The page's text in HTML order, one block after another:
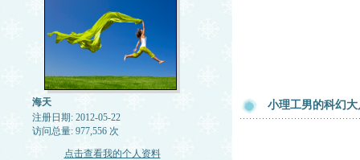
海天
注册日期: 2012-05-22
访问总量: 977,556 次
点击查看我的个人资料
小理工男的科幻